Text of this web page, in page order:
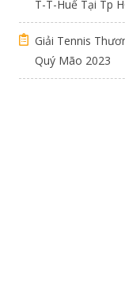
T-T-Huế Tại Tp
Giải Tennis
Quý Mão 2023